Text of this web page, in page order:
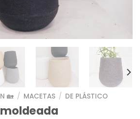
🏡 / MACETAS / DE PLÁSTICO